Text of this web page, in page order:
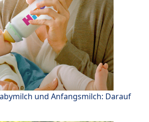
und Anfangsmilch: Darauf